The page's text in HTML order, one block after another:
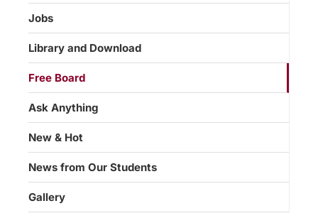
Jobs
Library and Download
Free Board
Ask Anything
New & Hot
News from Our Students
Gallery